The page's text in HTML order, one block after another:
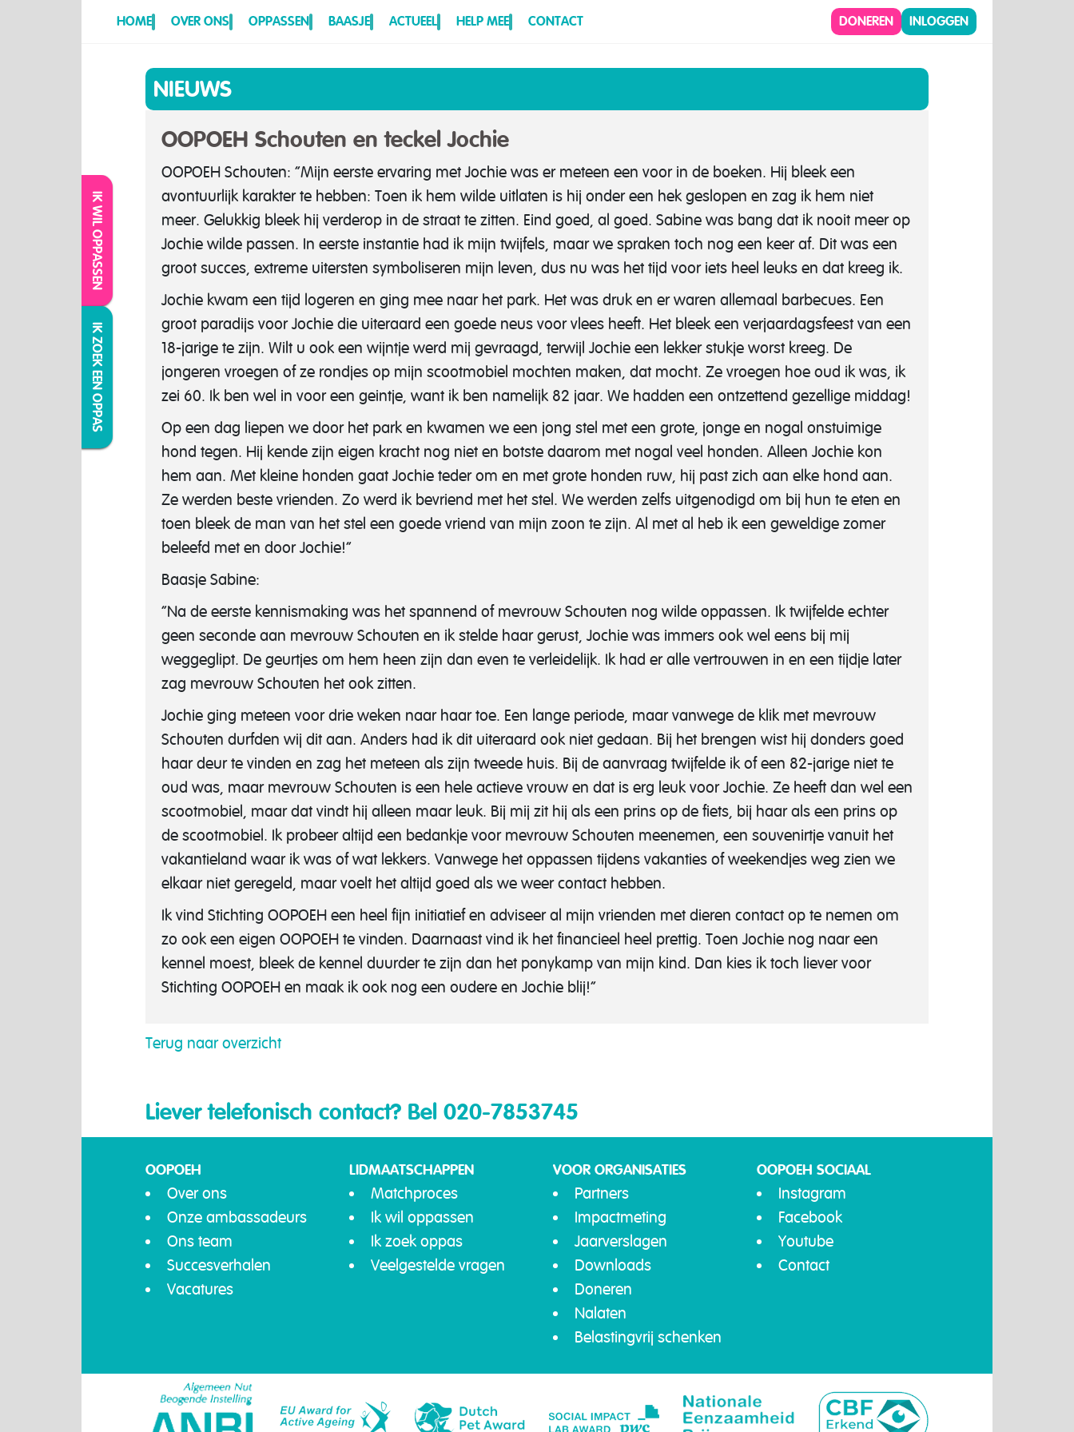
HOME OVER ONS OPPASSEN BAASJE ACTUEEL HELP MEE CONTACT DONEREN INLOGGEN
IK WIL OPPASSEN
IK ZOEK EEN OPPAS
NIEUWS
OOPOEH Schouten en teckel Jochie
OOPOEH Schouten: “Mijn eerste ervaring met Jochie was er meteen een voor in de boeken. Hij bleek een
avontuurlijk karakter te hebben: Toen ik hem wilde uitlaten is hij onder een hek geslopen en zag ik hem niet
meer. Gelukkig bleek hij verderop in de straat te zitten. Eind goed, al goed. Sabine was bang dat ik nooit meer op
Jochie wilde passen. In eerste instantie had ik mijn twijfels, maar we spraken toch nog een keer af. Dit was een
groot succes, extreme uitersten symboliseren mijn leven, dus nu was het tijd voor iets heel leuks en dat kreeg ik.
Jochie kwam een tijd logeren en ging mee naar het park. Het was druk en er waren allemaal barbecues. Een
groot paradijs voor Jochie die uiteraard een goede neus voor vlees heeft. Het bleek een verjaardagsfeest van een
18-jarige te zijn. Wilt u ook een wijntje werd mij gevraagd, terwijl Jochie een lekker stukje worst kreeg. De
jongeren vroegen of ze rondjes op mijn scootmobiel mochten maken, dat mocht. Ze vroegen hoe oud ik was, ik
zei 60. Ik ben wel in voor een geintje, want ik ben namelijk 82 jaar. We hadden een ontzettend gezellige middag!
Op een dag liepen we door het park en kwamen we een jong stel met een grote, jonge en nogal onstuimige
hond tegen. Hij kende zijn eigen kracht nog niet en botste daarom met nogal veel honden. Alleen Jochie kon
hem aan. Met kleine honden gaat Jochie teder om en met grote honden ruw, hij past zich aan elke hond aan.
Ze werden beste vrienden. Zo werd ik bevriend met het stel. We werden zelfs uitgenodigd om bij hun te eten en
toen bleek de man van het stel een goede vriend van mijn zoon te zijn. Al met al heb ik een geweldige zomer
beleefd met en door Jochie!”
Baasje Sabine:
“Na de eerste kennismaking was het spannend of mevrouw Schouten nog wilde oppassen. Ik twijfelde echter
geen seconde aan mevrouw Schouten en ik stelde haar gerust, Jochie was immers ook wel eens bij mij
weggeglipt. De geurtjes om hem heen zijn dan even te verleidelijk. Ik had er alle vertrouwen in en een tijdje later
zag mevrouw Schouten het ook zitten.
Jochie ging meteen voor drie weken naar haar toe. Een lange periode, maar vanwege de klik met mevrouw
Schouten durfden wij dit aan. Anders had ik dit uiteraard ook niet gedaan. Bij het brengen wist hij donders goed
haar deur te vinden en zag het meteen als zijn tweede huis. Bij de aanvraag twijfelde ik of een 82-jarige niet te
oud was, maar mevrouw Schouten is een hele actieve vrouw en dat is erg leuk voor Jochie. Ze heeft dan wel een
scootmobiel, maar dat vindt hij alleen maar leuk. Bij mij zit hij als een prins op de fiets, bij haar als een prins op
de scootmobiel. Ik probeer altijd een bedankje voor mevrouw Schouten meenemen, een souvenirtje vanuit het
vakantieland waar ik was of wat lekkers. Vanwege het oppassen tijdens vakanties of weekendjes weg zien we
elkaar niet geregeld, maar voelt het altijd goed als we weer contact hebben.
Ik vind Stichting OOPOEH een heel fijn initiatief en adviseer al mijn vrienden met dieren contact op te nemen om
zo ook een eigen OOPOEH te vinden. Daarnaast vind ik het financieel heel prettig. Toen Jochie nog naar een
kennel moest, bleek de kennel duurder te zijn dan het ponykamp van mijn kind. Dan kies ik toch liever voor
Stichting OOPOEH en maak ik ook nog een oudere en Jochie blij!”
Terug naar overzicht
Liever telefonisch contact? Bel 020-7853745
OOPOEH
Over ons
Onze ambassadeurs
Ons team
Succesverhalen
Vacatures
LIDMAATSCHAPPEN
Matchproces
Ik wil oppassen
Ik zoek oppas
Veelgestelde vragen
VOOR ORGANISATIES
Partners
Impactmeting
Jaarverslagen
Downloads
Doneren
Nalaten
Belastingvrij schenken
OOPOEH SOCIAAL
Instagram
Facebook
Youtube
Contact